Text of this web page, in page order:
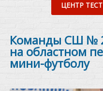
ЦЕНТР
Команды СШ №
на областном
мини-футболу